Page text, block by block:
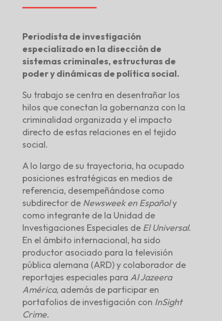
Periodista de investigación
especializado en la disección de
sistemas criminales, estructuras de
poder y dinámicas de política social.
Su trabajo se centra en desentrañar los
hilos que conectan la gobernanza con la
criminalidad organizada y el impacto
directo de estas relaciones en el tejido
social.
A lo largo de su trayectoria, ha ocupado
posiciones estratégicas en medios de
referencia, desempeñándose como
subdirector de Newsweek en Españoly
como integrante de la Unidad de
Investigaciones Especiales de El Universal.
En el ámbito internacional, ha sido
productor asociado para la televisión
pública alemana (ARD) y colaborador de
reportajes especiales para Al Jazeera
América, además de participar en
portafolios de investigación con InSight
Crime.